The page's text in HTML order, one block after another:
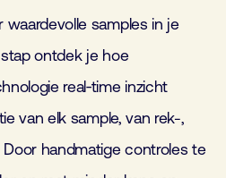
waardevolle samples in je
stap ontdek je hoe
real‑time inzicht
van elk sample, van rek-,
handmatige controles te